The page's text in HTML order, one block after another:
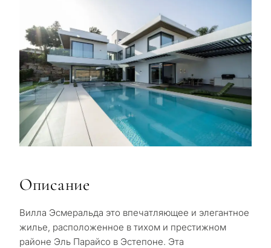
Описание
Вилла Эсмеральда это впечатляющее и элегантное
жилье, расположенное в тихом и престижном
районе Эль Парайсо в Эстепоне. Эта